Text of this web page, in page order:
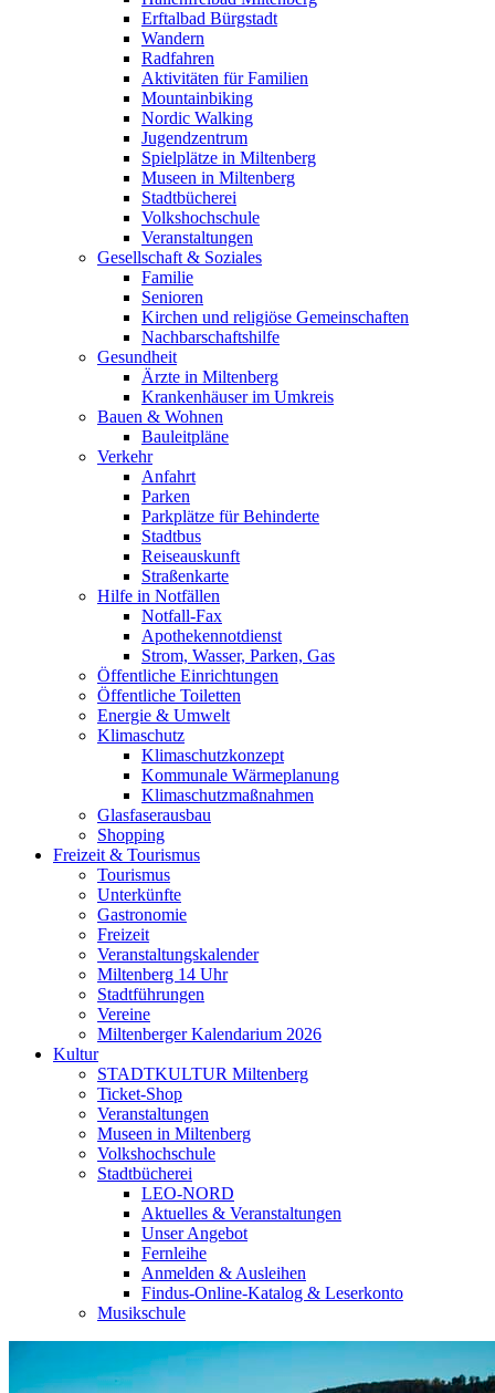
Erftalbad Bürgstadt
Wandern
Radfahren
Aktivitäten für Familien
Mountainbiking
Nordic Walking
Jugendzentrum
Spielplätze in Miltenberg
Museen in Miltenberg
Stadtbücherei
Volkshochschule
Veranstaltungen
Gesellschaft & Soziales
Familie
Senioren
Kirchen und religiöse Gemeinschaften
Nachbarschaftshilfe
Gesundheit
Ärzte in Miltenberg
Krankenhäuser im Umkreis
Bauen & Wohnen
Bauleitpläne
Verkehr
Anfahrt
Parken
Parkplätze für Behinderte
Stadtbus
Reiseauskunft
Straßenkarte
Hilfe in Notfällen
Notfall-Fax
Apothekennotdienst
Strom, Wasser, Parken, Gas
Öffentliche Einrichtungen
Öffentliche Toiletten
Energie & Umwelt
Klimaschutz
Klimaschutzkonzept
Kommunale Wärmeplanung
Klimaschutzmaßnahmen
Glasfaserausbau
Shopping
Freizeit & Tourismus
Tourismus
Unterkünfte
Gastronomie
Freizeit
Veranstaltungskalender
Miltenberg 14 Uhr
Stadtführungen
Vereine
Miltenberger Kalendarium 2026
Kultur
STADTKULTUR Miltenberg
Ticket-Shop
Veranstaltungen
Museen in Miltenberg
Volkshochschule
Stadtbücherei
LEO-NORD
Aktuelles & Veranstaltungen
Unser Angebot
Fernleihe
Anmelden & Ausleihen
Findus-Online-Katalog & Leserkonto
Musikschule